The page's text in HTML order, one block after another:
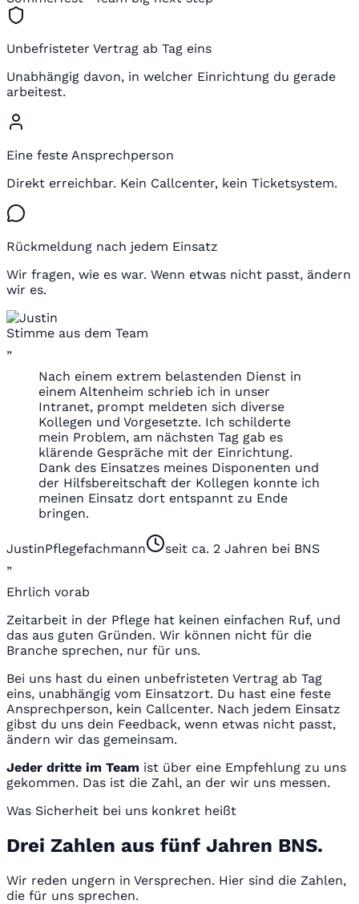
Unbefristeter Vertrag ab Tag eins
Unabhängig davon, in welcher Einrichtung du gerade
arbeitest.
Eine feste Ansprechperson
Direkt erreichbar. Kein Callcenter, kein Ticketsystem.
Rückmeldung nach jedem Einsatz
Wir fragen, wie es war. Wenn etwas nicht passt, ändern
wir es.
Stimme aus dem Team
„
Nach einem extrem belastenden Dienst in
einem Altenheim schrieb ich in unser
Intranet, prompt meldeten sich diverse
Kollegen und Vorgesetzte. Ich schilderte
mein Problem, am nächsten Tag gab es
klärende Gespräche mit der Einrichtung.
Dank des Einsatzes meines Disponenten und
der Hilfsbereitschaft der Kollegen konnte ich
meinen Einsatz dort entspannt zu Ende
bringen.
JustinPflegefachmann
seit ca. 2 Jahren bei BNS
„
Ehrlich vorab
Zeitarbeit in der Pflege hat keinen einfachen Ruf, und
das aus guten Gründen. Wir können nicht für die
Branche sprechen, nur für uns.
Bei uns hast du einen unbefristeten Vertrag ab Tag
eins, unabhängig vom Einsatzort. Du hast eine feste
Ansprechperson, kein Callcenter. Nach jedem Einsatz
gibst du uns dein Feedback, wenn etwas nicht passt,
ändern wir das gemeinsam.
Jeder dritte im Team ist über eine Empfehlung zu uns
gekommen. Das ist die Zahl, an der wir uns messen.
Was Sicherheit bei uns konkret heißt
Drei Zahlen aus fünf Jahren BNS.
Wir reden ungern in Versprechen. Hier sind die Zahlen,
die für uns sprechen.